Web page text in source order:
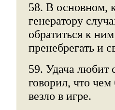
58. В основном,
генератору
обратиться к
пренебрегать и
59. Удача любит
говорил, что
везло в игре.